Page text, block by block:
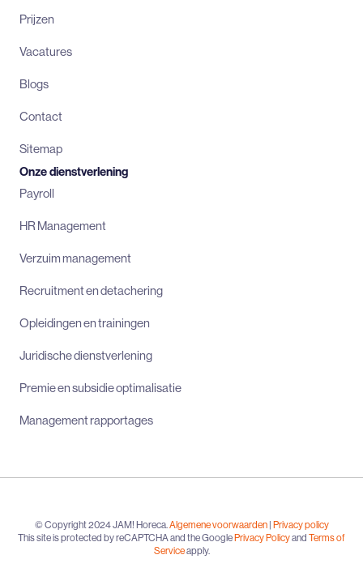
Prijzen
Vacatures
Blogs
Contact
Sitemap
Onze dienstverlening
Payroll
HR Management
Verzuim management
Recruitment en detachering
Opleidingen en trainingen
Juridische dienstverlening
Premie en subsidie optimalisatie
Management rapportages
© Copyright 2024 JAM! Horeca. Algemene voorwaarden| Privacy policy
This site is protected by reCAPTCHA and the GooglePrivacy Policyand Terms of
Serviceapply.